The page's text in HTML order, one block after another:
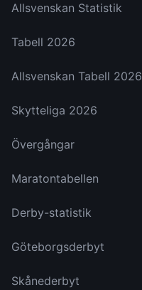
Allsvenskan Statistik
Tabell 2026
Allsvenskan Tabell 2026
Skytteliga 2026
Övergångar
Maratontabellen
Derby-statistik
Göteborgsderbyt
Skånederbyt